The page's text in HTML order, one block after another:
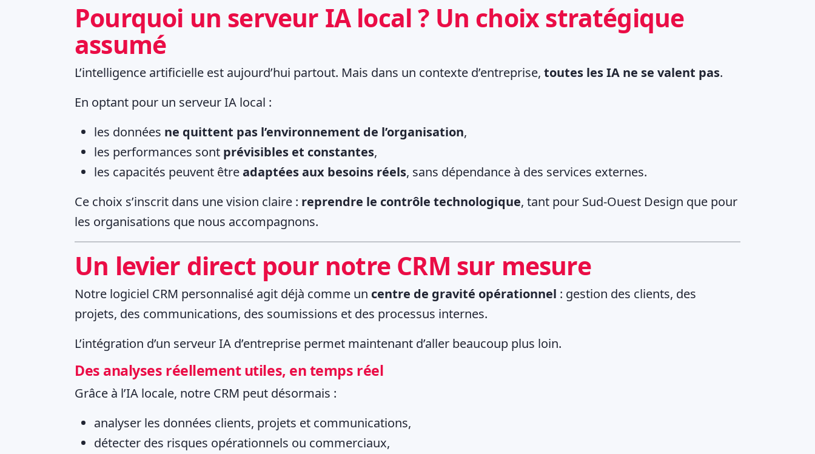
Pourquoi un serveur IA local ? Un choix stratégique
assumé
L’intelligence artificielle est aujourd’hui partout. Mais dans un contexte d’entreprise, toutes les IA ne se valent pas.
En optant pour un serveur IA local :
les données ne quittent pas l’environnement de l’organisation,
les performances sont prévisibles et constantes,
les capacités peuvent êtreadaptées aux besoins réels, sans dépendance à des services externes.
Ce choix s’inscrit dans une vision claire : reprendre le contrôle technologique, tant pour Sud-Ouest Design que pour
les organisations que nous accompagnons.
Un levier direct pour notre CRM sur mesure
Notre logiciel CRM personnalisé agit déjà comme un centre de gravité opérationnel : gestion des clients, des
projets, des communications, des soumissions et des processus internes.
L’intégration d’un serveur IA d’entreprise permet maintenant d’aller beaucoup plus loin.
Des analyses réellement utiles, en temps réel
Grâce à l’IA locale, notre CRM peut désormais :
analyser les données clients, projets et communications,
détecter des risques opérationnels ou commerciaux,